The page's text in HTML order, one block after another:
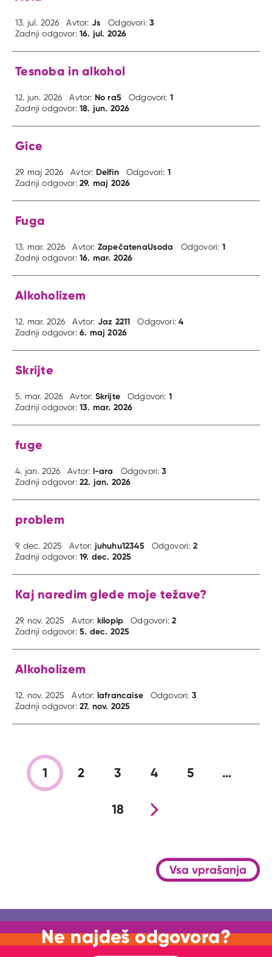
13. jul. 2026 Avtor: Js Odgovori:3
Zadnji odgovor:16. jul. 2026
Tesnoba in alkohol
12. jun. 2026 Avtor: No ra5 Odgovori: 1
Zadnji odgovor:18. jun. 2026
Gice
29. maj 2026 Avtor: Delfin Odgovori: 1
Zadnji odgovor:29. maj 2026
Fuga
13. mar. 2026 Avtor: ZapečatenaUsoda Odgovori: 1
Zadnji odgovor:16. mar. 2026
Alkoholizem
12. mar. 2026 Avtor: Jaz 2211 Odgovori:4
Zadnji odgovor:6. maj 2026
Skrijte
5. mar. 2026 Avtor: Skrijte Odgovori: 1
Zadnji odgovor:13. mar. 2026
fuge
4. jan. 2026 Avtor: l-ara Odgovori:3
Zadnji odgovor:22. jan. 2026
problem
9. dec. 2025 Avtor: juhuhu12345 Odgovori: 2
Zadnji odgovor:19. dec. 2025
Kaj naredim glede moje težave?
29. nov. 2025 Avtor: kilopip Odgovori:2
Zadnji odgovor:5. dec. 2025
Alkoholizem
12. nov. 2025 Avtor: lafrancaise Odgovori: 3
Zadnji odgovor:27. nov. 2025
1 2 3 4 5 …
18Nova stran
Vsa vprašanja
Ne najdeš odgovora?